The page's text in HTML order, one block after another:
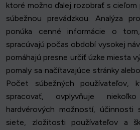
ktoré možno ďalej rozobrať s
súbežnou prevádzkou. Analýza
ponúka cenné informácie o
spracúvajú počas období vysokej
pomáhajú presne určiť úzke miesta
pomaly sa načítavajúce stránky
Počet súbežných používateľov,
spracovať, ovplyvňuje
hardvérových možností, účinnosti
siete, zložitosti používateľov a